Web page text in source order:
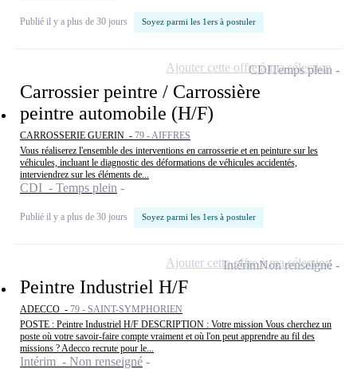
Publié il y a plus de 30 jours Soyez parmi les 1ers à postuler
Carrossier peintre / Carrossière
peintre automobile (H/F)
CARROSSERIE GUERIN - 79 - AIFFRES
Vous réaliserez l'ensemble des interventions en carrosserie et en peinture sur les
véhicules, incluant le diagnostic des déformations de véhicules accidentés,
interviendrez sur les éléments de...
CDI - Temps plein
Publié il y a plus de 30 jours Soyez parmi les 1ers à postuler
CDITemps plein
Ajouter cette offre à ma sélection
Peintre Industriel H/F
ADECCO - 79 - SAINT-SYMPHORIEN
POSTE : Peintre Industriel H/F DESCRIPTION : Votre mission Vous cherchez un
poste où votre savoir-faire compte vraiment et où l'on peut apprendre au fil des
missions ? Adecco recrute pour le...
Intérim - Non renseigné
IntérimNon renseigné
Ajouter cette offre à ma sélection